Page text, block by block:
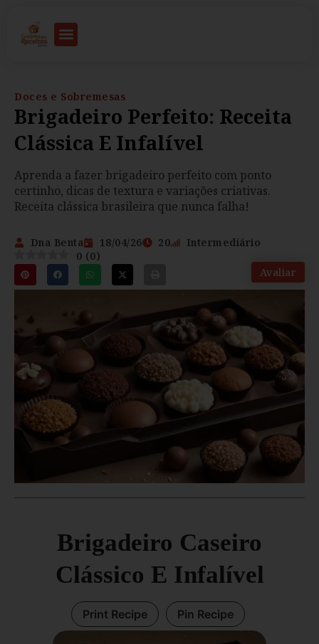
Doces e Sobremesas
Brigadeiro Perfeito: Receita
Clássica E Infalível
Aprenda a fazer brigadeiro perfeito com ponto
certinho, dicas de textura e variações criativas.
Receita clássica brasileira que nunca falha!
Dna Benta 18/04/26 20
Intermediário
0 (0)
Avaliar
Brigadeiro Caseiro
Clássico E Infalível
Print Recipe Pin Recipe